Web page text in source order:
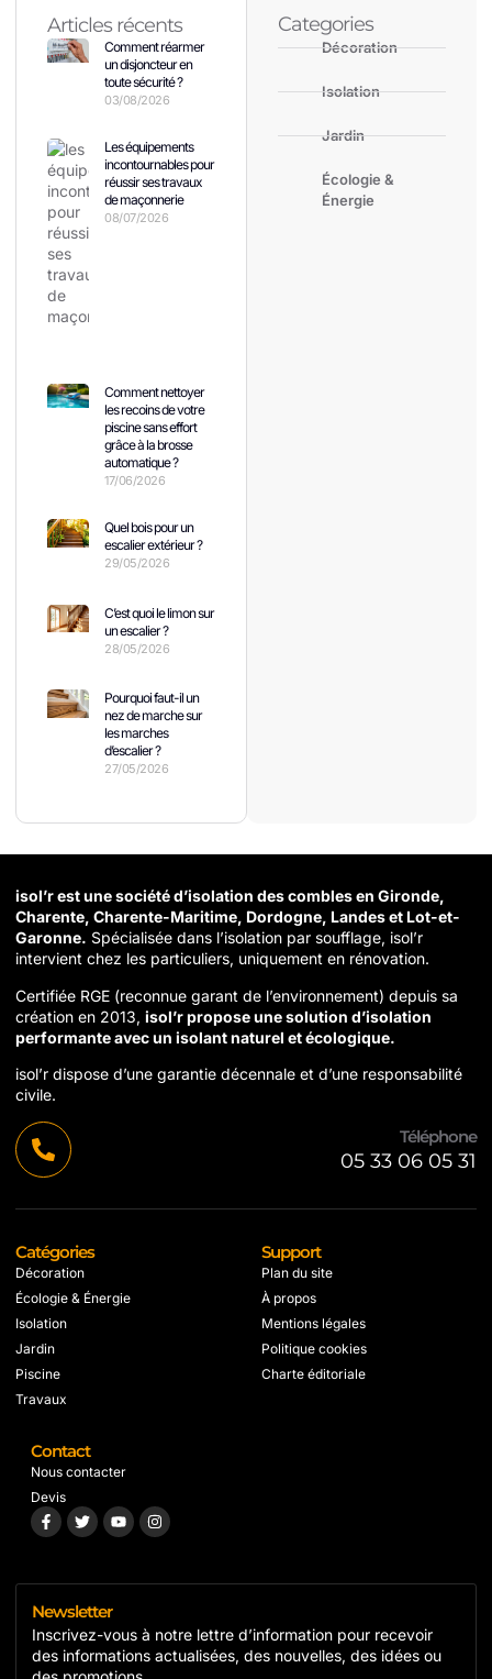
Articles récents
Comment réarmer
un disjoncteur en
toute sécurité ?
03/08/2026
Les équipements
incontournables pour
réussir ses travaux
de maçonnerie
08/07/2026
Comment nettoyer
les recoins de votre
piscine sans effort
grâce à la brosse
automatique ?
17/06/2026
Quel bois pour un
escalier extérieur ?
29/05/2026
C’est quoi le limon sur
un escalier ?
28/05/2026
Pourquoi faut-il un
nez de marche sur
les marches
d’escalier ?
27/05/2026
Categories
Décoration
Isolation
Jardin
Écologie &
Énergie
isol’r est une société d’isolation des combles en Gironde,
Charente, Charente-Maritime, Dordogne, Landes et Lot-et-
Garonne. Spécialisée dans l’isolation par soufflage, isol’r
intervient chez les particuliers, uniquement en rénovation.
Certifiée RGE (reconnue garant de l’environnement) depuis sa
création en 2013, isol’r propose une solution d’isolation
performante avec un isolant naturel et écologique.
isol’r dispose d’une garantie décennale et d’une responsabilité
civile.
Téléphone
05 33 06 05 31
Catégories
Décoration
Écologie & Énergie
Isolation
Jardin
Piscine
Travaux
Support
Plan du site
À propos
Mentions légales
Politique cookies
Charte éditoriale
Contact
Nous contacter
Devis
Newsletter
Inscrivez-vous à notre lettre d’information pour recevoir
des informations actualisées, des nouvelles, des idées ou